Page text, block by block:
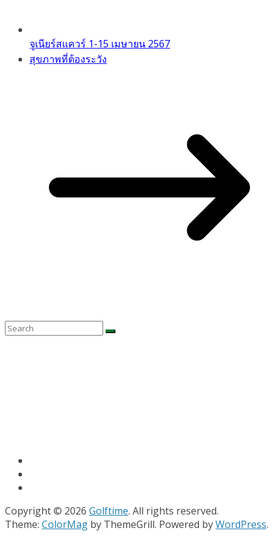
จูเนียร์สแควร์ 1-15 เมษายน 2567
สุขภาพที่ต้องระวัง
Copyright © 2026 Golftime. All rights reserved.
Theme: ColorMag by ThemeGrill. Powered byWordPress.